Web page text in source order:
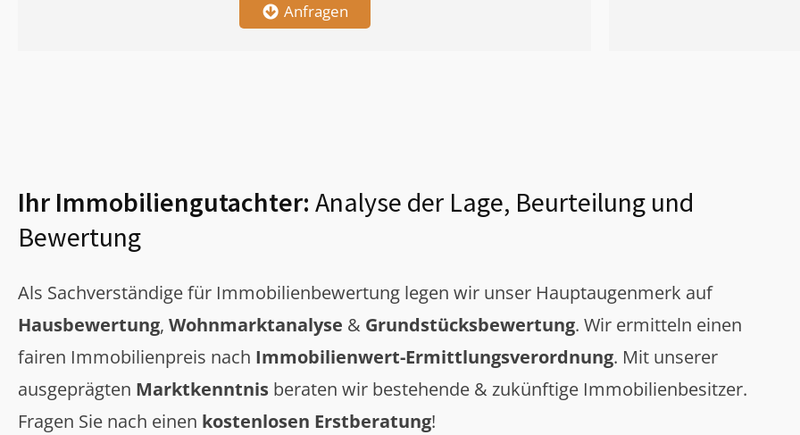
Anfragen
Ihr Immobiliengutachter: Analyse der Lage, Beurteilung und
Bewertung
Als Sachverständige für Immobilienbewertung legen wir unser Hauptaugenmerk auf
Hausbewertung, Wohnmarktanalyse & Grundstücksbewertung. Wir ermitteln einen
fairen Immobilienpreis nach Immobilienwert-Ermittlungsverordnung. Mit unserer
ausgeprägten Marktkenntnis beraten wir bestehende & zukünftige Immobilienbesitzer.
Fragen Sie nach einen kostenlosen Erstberatung!